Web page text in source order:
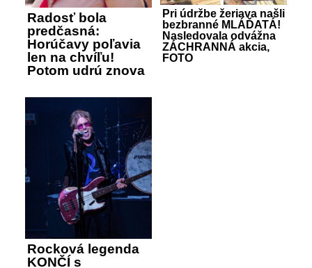
Radosť bola
predčasná:
Horúčavy poľavia
len na chvíľu!
Potom udrú znova
Pri údržbe žeriava našli
bezbranné MLÁĎATÁ!
Nasledovala odvážna
ZÁCHRANNÁ akcia,
FOTO
Rocková legenda
KONČÍ s